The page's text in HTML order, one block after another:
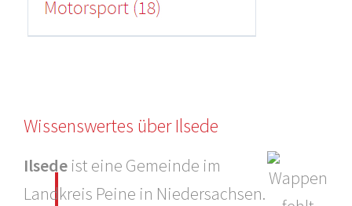
Wissenswertes über Ilsede
Ilsede ist eine Gemeinde im
Landkreis Peine in Niedersachsen.